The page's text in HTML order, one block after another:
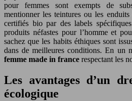
pour femmes sont exempts de
mentionner les teintures ou les
certifiés bio par des labels
produits néfastes pour l’homme et
sachez que les habits éthiques sont
dans de meilleures conditions. En un
femme made in france respectant les
Les avantages d’un
écologique